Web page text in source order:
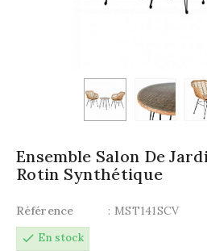
Ensemble Salon De
Rotin Synthétique
Référence
: MST141SCV
check En stock